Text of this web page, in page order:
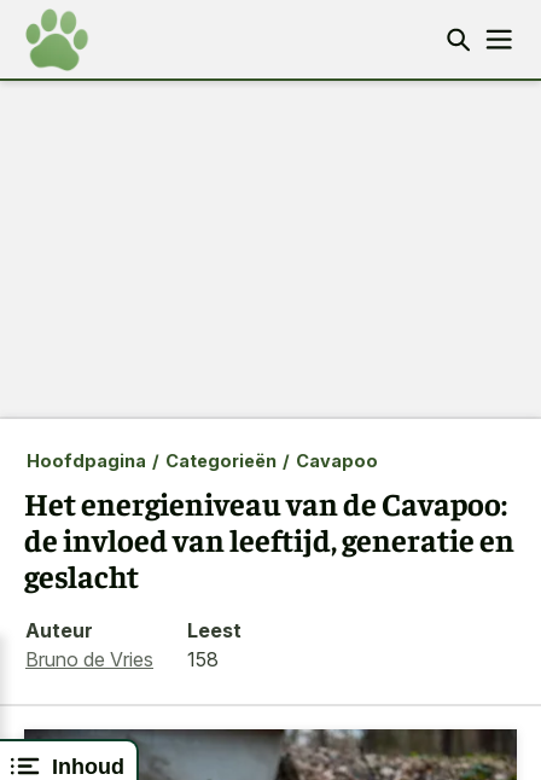
Inhoud
Hoofdpagina / Categorieën / Cavapoo
Het energieniveau van de Cavapoo:
de invloed van leeftijd, generatie en
geslacht
Auteur
Bruno de Vries
Leest
158